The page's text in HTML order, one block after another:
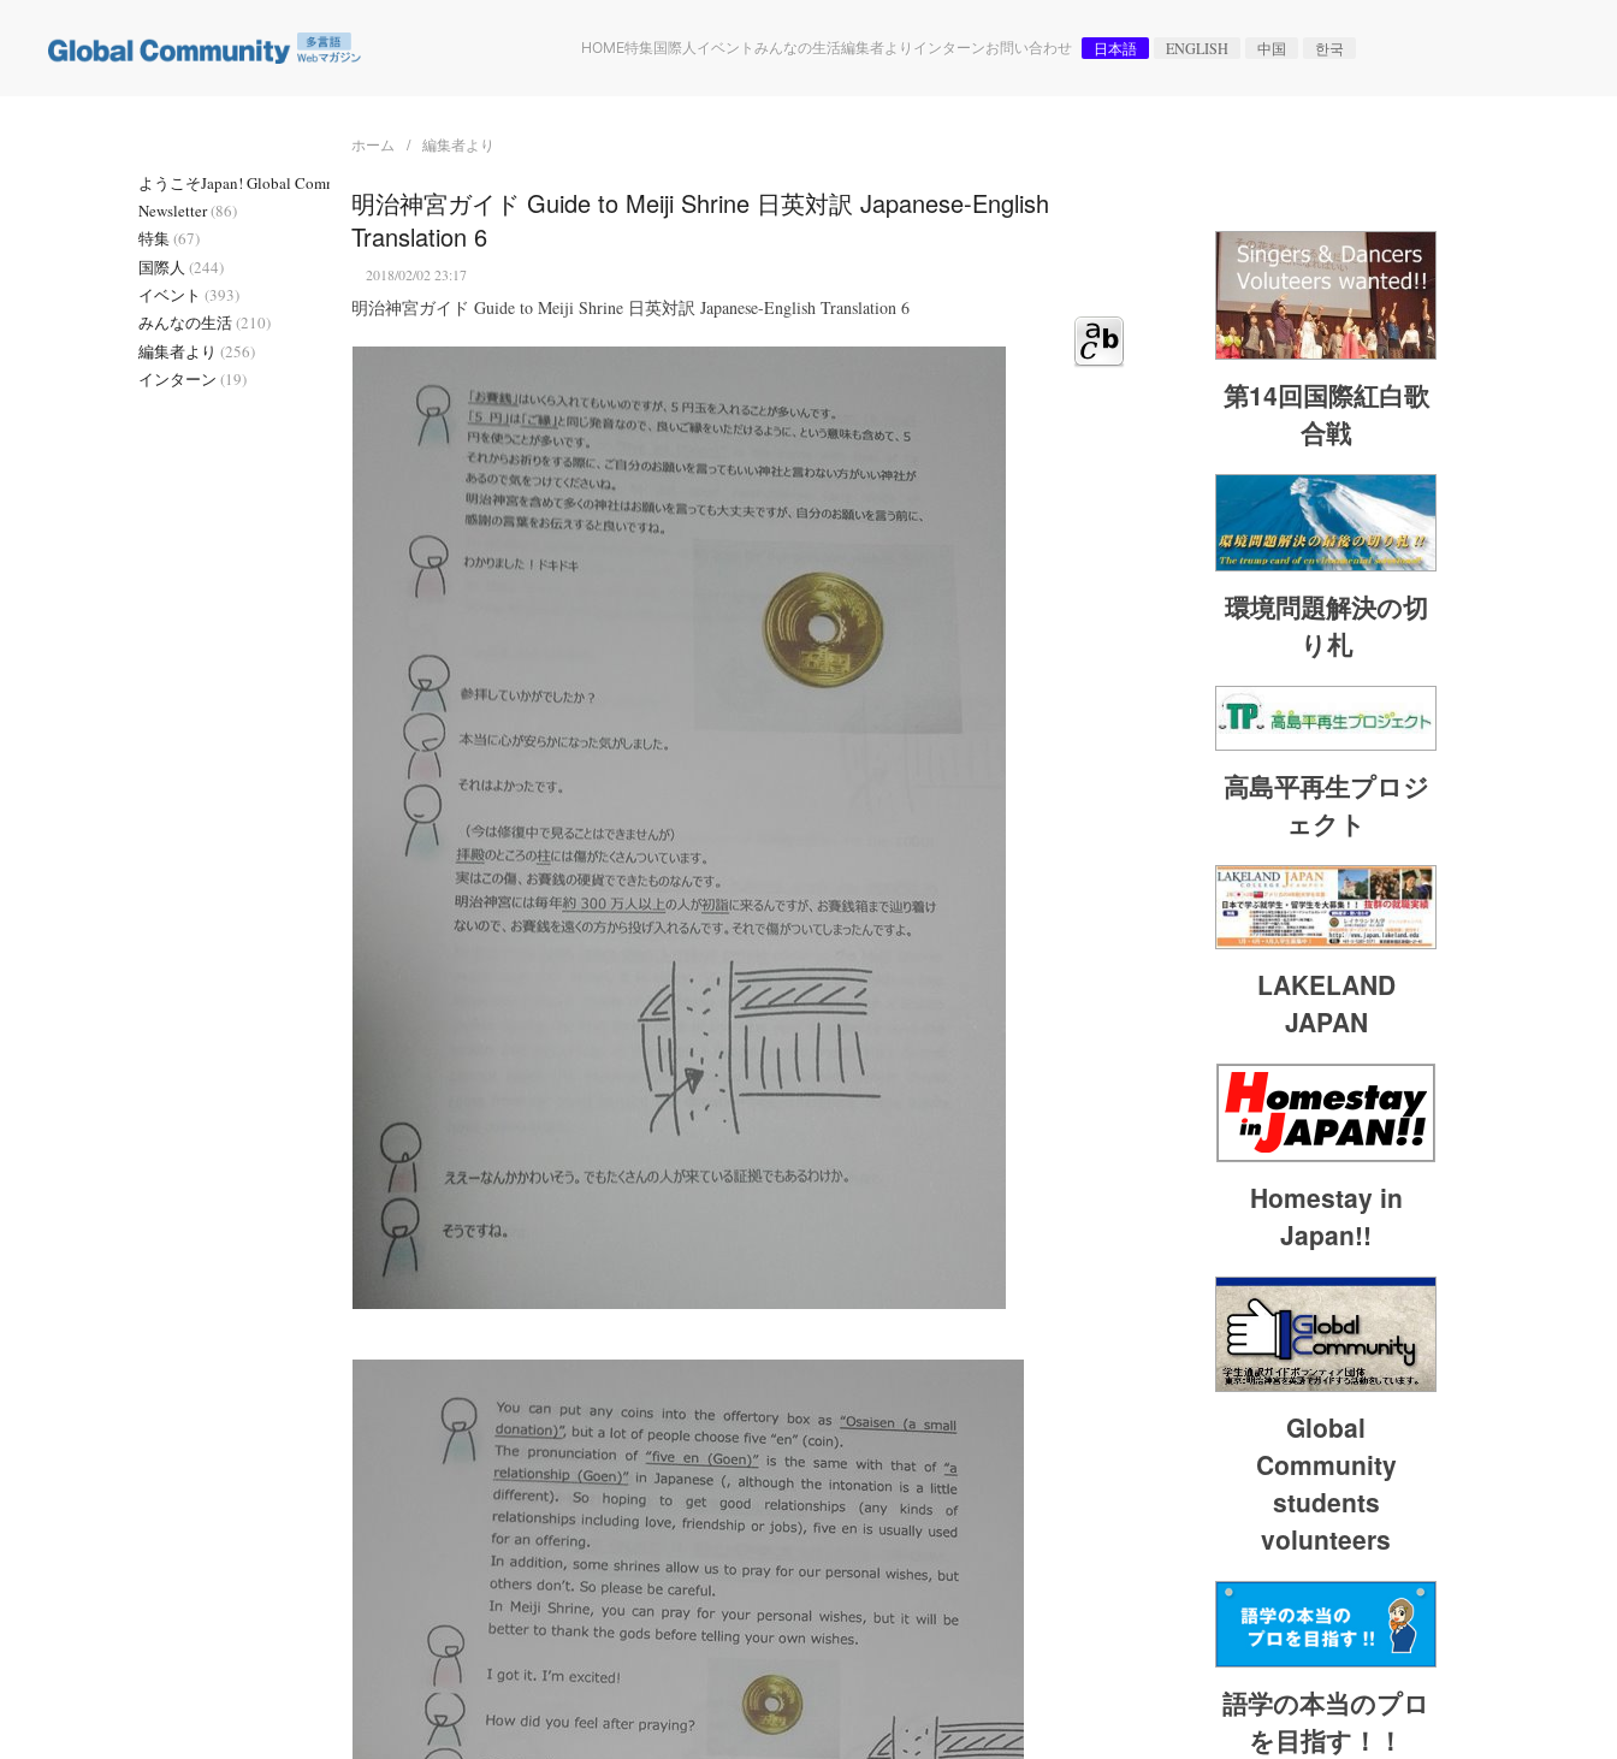
HOME特集国際人 イベント みんなの生活編集者より インターンお問い合わせ 日本語 ENGLISH 中国 한국
ホーム 編集者より
明治神宮ガイド Guide to Meiji Shrine 日英対訳 Japanese-English
Translation 6
2018/02/02 23:17
明治神宮ガイド Guide to Meiji Shrine 日英対訳 Japanese-English Translation 6
ようこそJapan! Global Community
Newsletter(86)
特集(67)
国際人 (244)
イベント (393)
みんなの生活(210)
編集者より (256)
インターン (19)
第14回国際紅白歌
合戦
環境問題解決の切
り札
高島平再生プロジ
ェクト
LAKELAND
JAPAN
Homestay in
Japan!!
Global
Community
students
volunteers
語学の本当のプロ
を目指す！！